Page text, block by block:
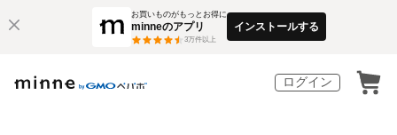
お買いものがもっとお得に
minneのアプリ
3万件以上
インストールする
ログイン